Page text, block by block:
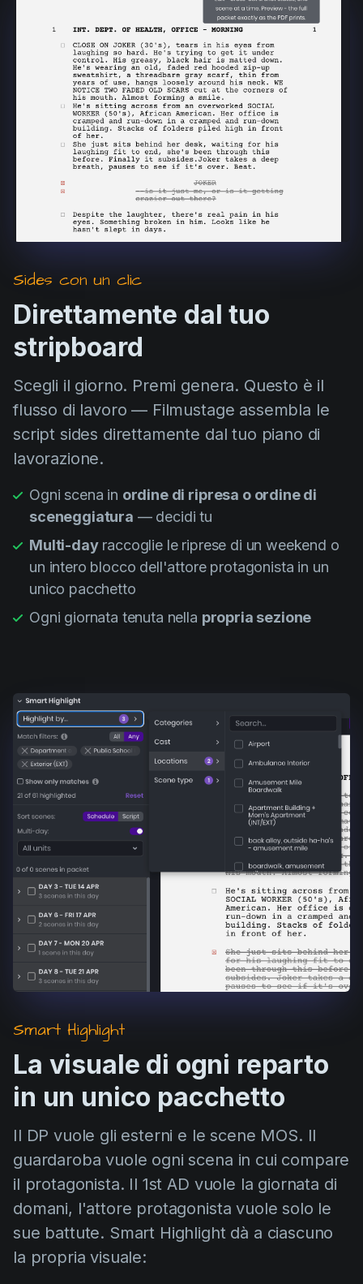
Product placement
Product updates
Production
Scheduling
Screenwriting
Script breakdown
Script coverage
Technologies
Templates
VFX
Sides con un clic
Direttamente dal tuo
stripboard
Scegli il giorno. Premi genera. Questo è il
flusso di lavoro — Filmustage assembla le
script sides direttamente dal tuo piano di
lavorazione.
Ogni scena in ordine di ripresa o ordine di
sceneggiatura — decidi tu
Multi-dayraccoglie le riprese di un weekend o
un intero blocco dell'attore protagonista in un
unico pacchetto
Ogni giornata tenuta nella propria sezione
Smart Highlight
La visuale di ogni reparto
in un unico pacchetto
Il DP vuole gli esterni e le scene MOS. Il
guardaroba vuole ogni scena in cui compare
il protagonista. Il 1st AD vuole la giornata di
domani, l'attore protagonista vuole solo le
sue battute. Smart Highlight dà a ciascuno
la propria visuale: